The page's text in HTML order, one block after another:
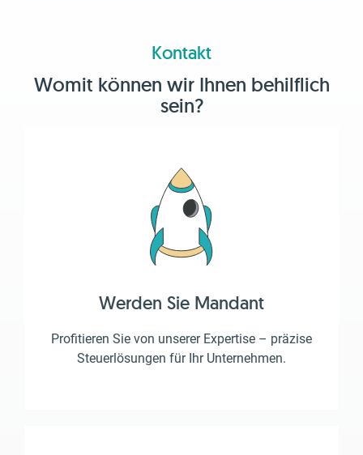
Kontakt
Womit können wir Ihnen behilflich
sein?
Werden Sie Mandant
Profitieren Sie von unserer Expertise – präzise
Steuerlösungen für Ihr Unternehmen.